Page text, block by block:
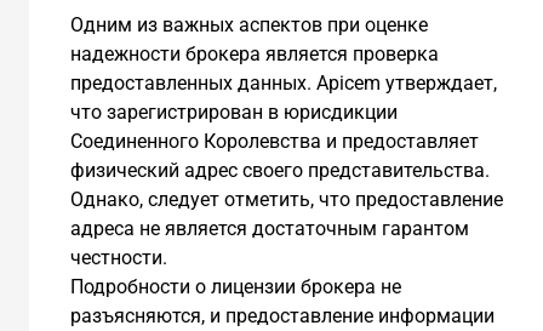
Одним из важных аспектов при оценке
надежности брокера является проверка
предоставленных данных. Apicem утверждает,
что зарегистрирован в юрисдикции
Соединенного Королевства и предоставляет
физический адрес своего представительства.
Однако, следует отметить, что предоставление
адреса не является достаточным гарантом
честности.
Подробности о лицензии брокера не
разъясняются, и предоставление информации